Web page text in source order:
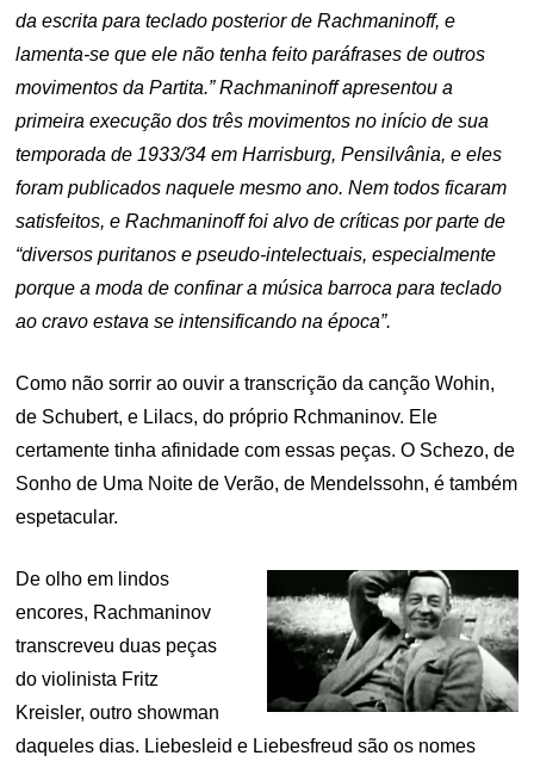
da escrita para teclado posterior de Rachmaninoff, e
lamenta-se que ele não tenha feito paráfrases de outros
movimentos da Partita.” Rachmaninoff apresentou a
primeira execução dos três movimentos no início de sua
temporada de 1933/34 em Harrisburg, Pensilvânia, e eles
foram publicados naquele mesmo ano. Nem todos ficaram
satisfeitos, e Rachmaninoff foi alvo de críticas por parte de
“diversos puritanos e pseudo-intelectuais, especialmente
porque a moda de confinar a música barroca para teclado
ao cravo estava se intensificando na época”.
Como não sorrir ao ouvir a transcrição da canção Wohin,
de Schubert, e Lilacs, do próprio Rchmaninov. Ele
certamente tinha afinidade com essas peças. O Schezo, de
Sonho de Uma Noite de Verão, de Mendelssohn, é também
espetacular.
De olho em lindos
encores, Rachmaninov
transcreveu duas peças
do violinista Fritz
Kreisler, outro showman
daqueles dias. Liebesleid e Liebesfreud são os nomes